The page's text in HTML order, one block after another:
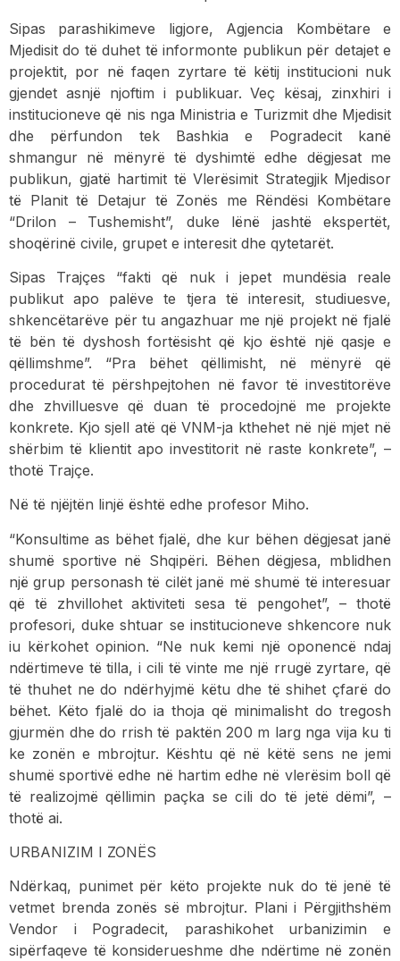
Sipas parashikimeve ligjore, Agjencia Kombëtare e
Mjedisit do të duhet të informonte publikun për detajet e
projektit, por në faqen zyrtare të këtij institucioni nuk
gjendet asnjë njoftim i publikuar. Veç kësaj, zinxhiri i
institucioneve që nis nga Ministria e Turizmit dhe Mjedisit
dhe përfundon tek Bashkia e Pogradecit kanë
shmangur në mënyrë të dyshimtë edhe dëgjesat me
publikun, gjatë hartimit të Vlerësimit Strategjik Mjedisor
të Planit të Detajur të Zonës me Rëndësi Kombëtare
“Drilon – Tushemisht”, duke lënë jashtë ekspertët,
shoqërinë civile, grupet e interesit dhe qytetarët.
Sipas Trajçes “fakti që nuk i jepet mundësia reale
publikut apo palëve te tjera të interesit, studiuesve,
shkencëtarëve për tu angazhuar me një projekt në fjalë
të bën të dyshosh fortësisht që kjo është një qasje e
qëllimshme”. “Pra bëhet qëllimisht, në mënyrë që
procedurat të përshpejtohen në favor të investitorëve
dhe zhvilluesve që duan të procedojnë me projekte
konkrete. Kjo sjell atë që VNM-ja kthehet në një mjet në
shërbim të klientit apo investitorit në raste konkrete”, –
thotë Trajçe.
Në të njëjtën linjë është edhe profesor Miho.
“Konsultime as bëhet fjalë, dhe kur bëhen dëgjesat janë
shumë sportive në Shqipëri. Bëhen dëgjesa, mblidhen
një grup personash të cilët janë më shumë të interesuar
që të zhvillohet aktiviteti sesa të pengohet”, – thotë
profesori, duke shtuar se institucioneve shkencore nuk
iu kërkohet opinion. “Ne nuk kemi një oponencë ndaj
ndërtimeve të tilla, i cili të vinte me një rrugë zyrtare, që
të thuhet ne do ndërhyjmë këtu dhe të shihet çfarë do
bëhet. Këto fjalë do ia thoja që minimalisht do tregosh
gjurmën dhe do rrish të paktën 200 m larg nga vija ku ti
ke zonën e mbrojtur. Kështu që në këtë sens ne jemi
shumë sportivë edhe në hartim edhe në vlerësim boll që
të realizojmë qëllimin paçka se cili do të jetë dëmi”, –
thotë ai.
URBANIZIM I ZONËS
Ndërkaq, punimet për këto projekte nuk do të jenë të
vetmet brenda zonës së mbrojtur. Plani i Përgjithshëm
Vendor i Pogradecit, parashikohet urbanizimin e
sipërfaqeve të konsiderueshme dhe ndërtime në zonën